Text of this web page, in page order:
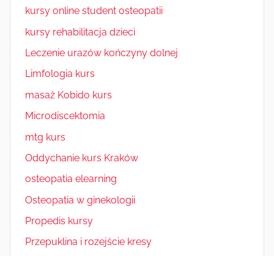
kursy online student osteopatii
kursy rehabilitacja dzieci
Leczenie urazów kończyny dolnej
Limfologia kurs
masaż Kobido kurs
Microdiscektomia
mtg kurs
Oddychanie kurs Kraków
osteopatia elearning
Osteopatia w ginekologii
Propedis kursy
Przepuklina i rozejście kresy